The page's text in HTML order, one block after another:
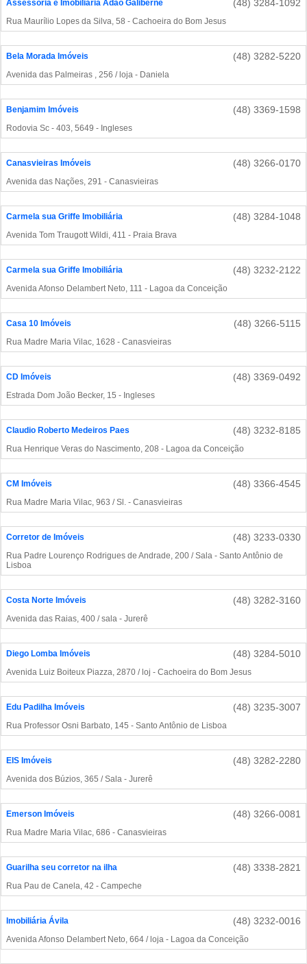
Assessoria e Imobiliária Adão Galiberne (48) 3284-1092
Rua Maurílio Lopes da Silva, 58 - Cachoeira do Bom Jesus
Bela Morada Imóveis (48) 3282-5220
Avenida das Palmeiras , 256 / loja - Daniela
Benjamim Imóveis (48) 3369-1598
Rodovia Sc - 403, 5649 - Ingleses
Canasvieiras Imóveis (48) 3266-0170
Avenida das Nações, 291 - Canasvieiras
Carmela sua Griffe Imobiliária (48) 3284-1048
Avenida Tom Traugott Wildi, 411 - Praia Brava
Carmela sua Griffe Imobiliária (48) 3232-2122
Avenida Afonso Delambert Neto, 111 - Lagoa da Conceição
Casa 10 Imóveis (48) 3266-5115
Rua Madre Maria Vilac, 1628 - Canasvieiras
CD Imóveis (48) 3369-0492
Estrada Dom João Becker, 15 - Ingleses
Claudio Roberto Medeiros Paes (48) 3232-8185
Rua Henrique Veras do Nascimento, 208 - Lagoa da Conceição
CM Imóveis (48) 3366-4545
Rua Madre Maria Vilac, 963 / Sl. - Canasvieiras
Corretor de Imóveis (48) 3233-0330
Rua Padre Lourenço Rodrigues de Andrade, 200 / Sala - Santo Antônio de
Lisboa
Costa Norte Imóveis (48) 3282-3160
Avenida das Raias, 400 / sala - Jurerê
Diego Lomba Imóveis (48) 3284-5010
Avenida Luiz Boiteux Piazza, 2870 / loj - Cachoeira do Bom Jesus
Edu Padilha Imóveis (48) 3235-3007
Rua Professor Osni Barbato, 145 - Santo Antônio de Lisboa
EIS Imóveis (48) 3282-2280
Avenida dos Búzios, 365 / Sala - Jurerê
Emerson Imóveis (48) 3266-0081
Rua Madre Maria Vilac, 686 - Canasvieiras
Guarilha seu corretor na ilha (48) 3338-2821
Rua Pau de Canela, 42 - Campeche
Imobiliária Ávila (48) 3232-0016
Avenida Afonso Delambert Neto, 664 / loja - Lagoa da Conceição